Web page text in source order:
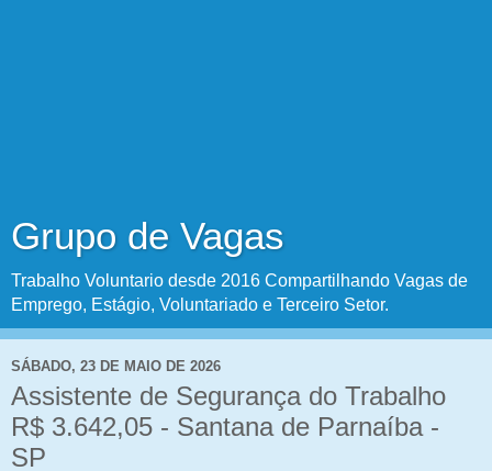
Grupo de Vagas
Trabalho Voluntario desde 2016 Compartilhando Vagas de
Emprego, Estágio, Voluntariado e Terceiro Setor.
SÁBADO, 23 DE MAIO DE 2026
Assistente de Segurança do Trabalho
R$ 3.642,05 - Santana de Parnaíba -
SP